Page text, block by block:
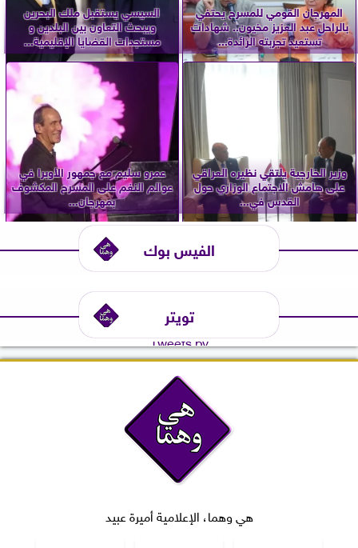
المهرجان القومي للمسرح يحتفي
بالراحل عبد العزيز مخيون.. شهادات
تستعيد تجربته الرائدة...
السيسي يستقبل ملك البحرين
ويبحث التعاون بين البلدين و
مستجدات القضايا الإقليمية...
وزير الخارجية يلتقي نظيره العراقي
على هامش الاجتماع الوزاري حول
القدس في...
عمرو سليم مع جمهور الأوبرا في
عوالم النغم على المسرح المكشوف
بمهرجان...
الفيس بوك
تويتر
Tweets by
هي وهما، الإعلامية أميرة عبيد